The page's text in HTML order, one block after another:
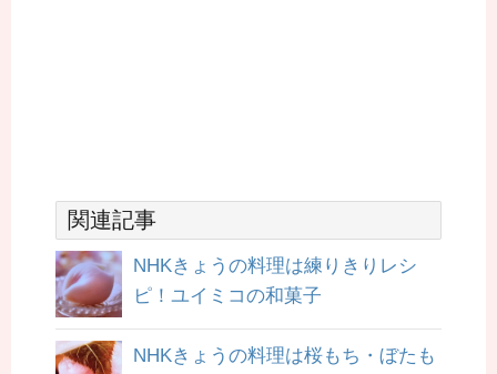
関連記事
NHKきょうの料理は練りきりレシ
ピ！ユイミコの和菓子
NHKきょうの料理は桜もち・ぼたも